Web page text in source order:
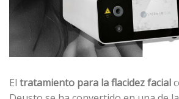
El tratamiento para la flacidez facial